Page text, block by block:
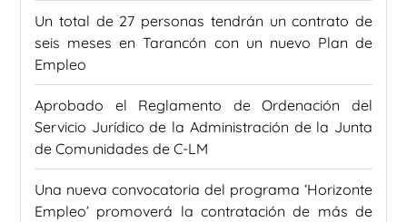
Un total de 27 personas tendrán un contrato de
seis meses en Tarancón con un nuevo Plan de
Empleo
Aprobado el Reglamento de Ordenación del
Servicio Jurídico de la Administración de la Junta
de Comunidades de C-LM
Una nueva convocatoria del programa ‘Horizonte
Empleo’ promoverá la contratación de más de